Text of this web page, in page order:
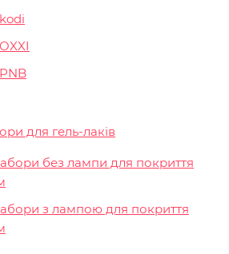
для гель-лаків
без лампи для покриття
з лампою для покриття